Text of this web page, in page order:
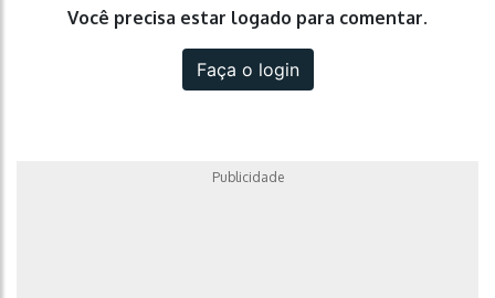
Você precisa estar logado para comentar.
Faça o login
Publicidade